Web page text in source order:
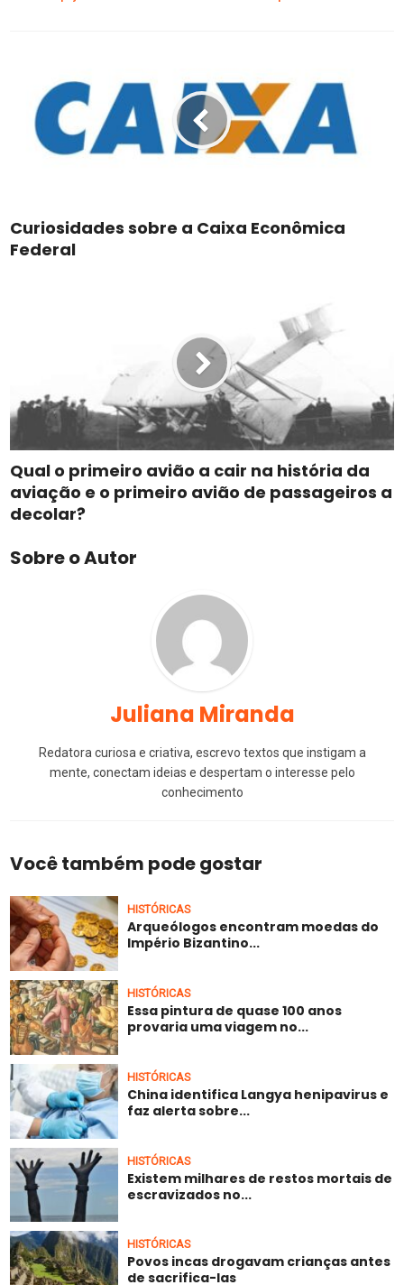
Curiosidades sobre a Caixa Econômica
Federal
Qual o primeiro avião a cair na história da
aviação e o primeiro avião de passageiros a
decolar?
Sobre o Autor
Juliana Miranda
Redatora curiosa e criativa, escrevo textos que instigam a
mente, conectam ideias e despertam o interesse pelo
conhecimento
Você também pode gostar
HISTÓRICAS
Arqueólogos encontram moedas do
Império Bizantino...
HISTÓRICAS
Essa pintura de quase 100 anos
provaria uma viagem no...
HISTÓRICAS
China identifica Langya henipavirus e
faz alerta sobre...
HISTÓRICAS
Existem milhares de restos mortais de
escravizados no...
HISTÓRICAS
Povos incas drogavam crianças antes
de sacrifica-las